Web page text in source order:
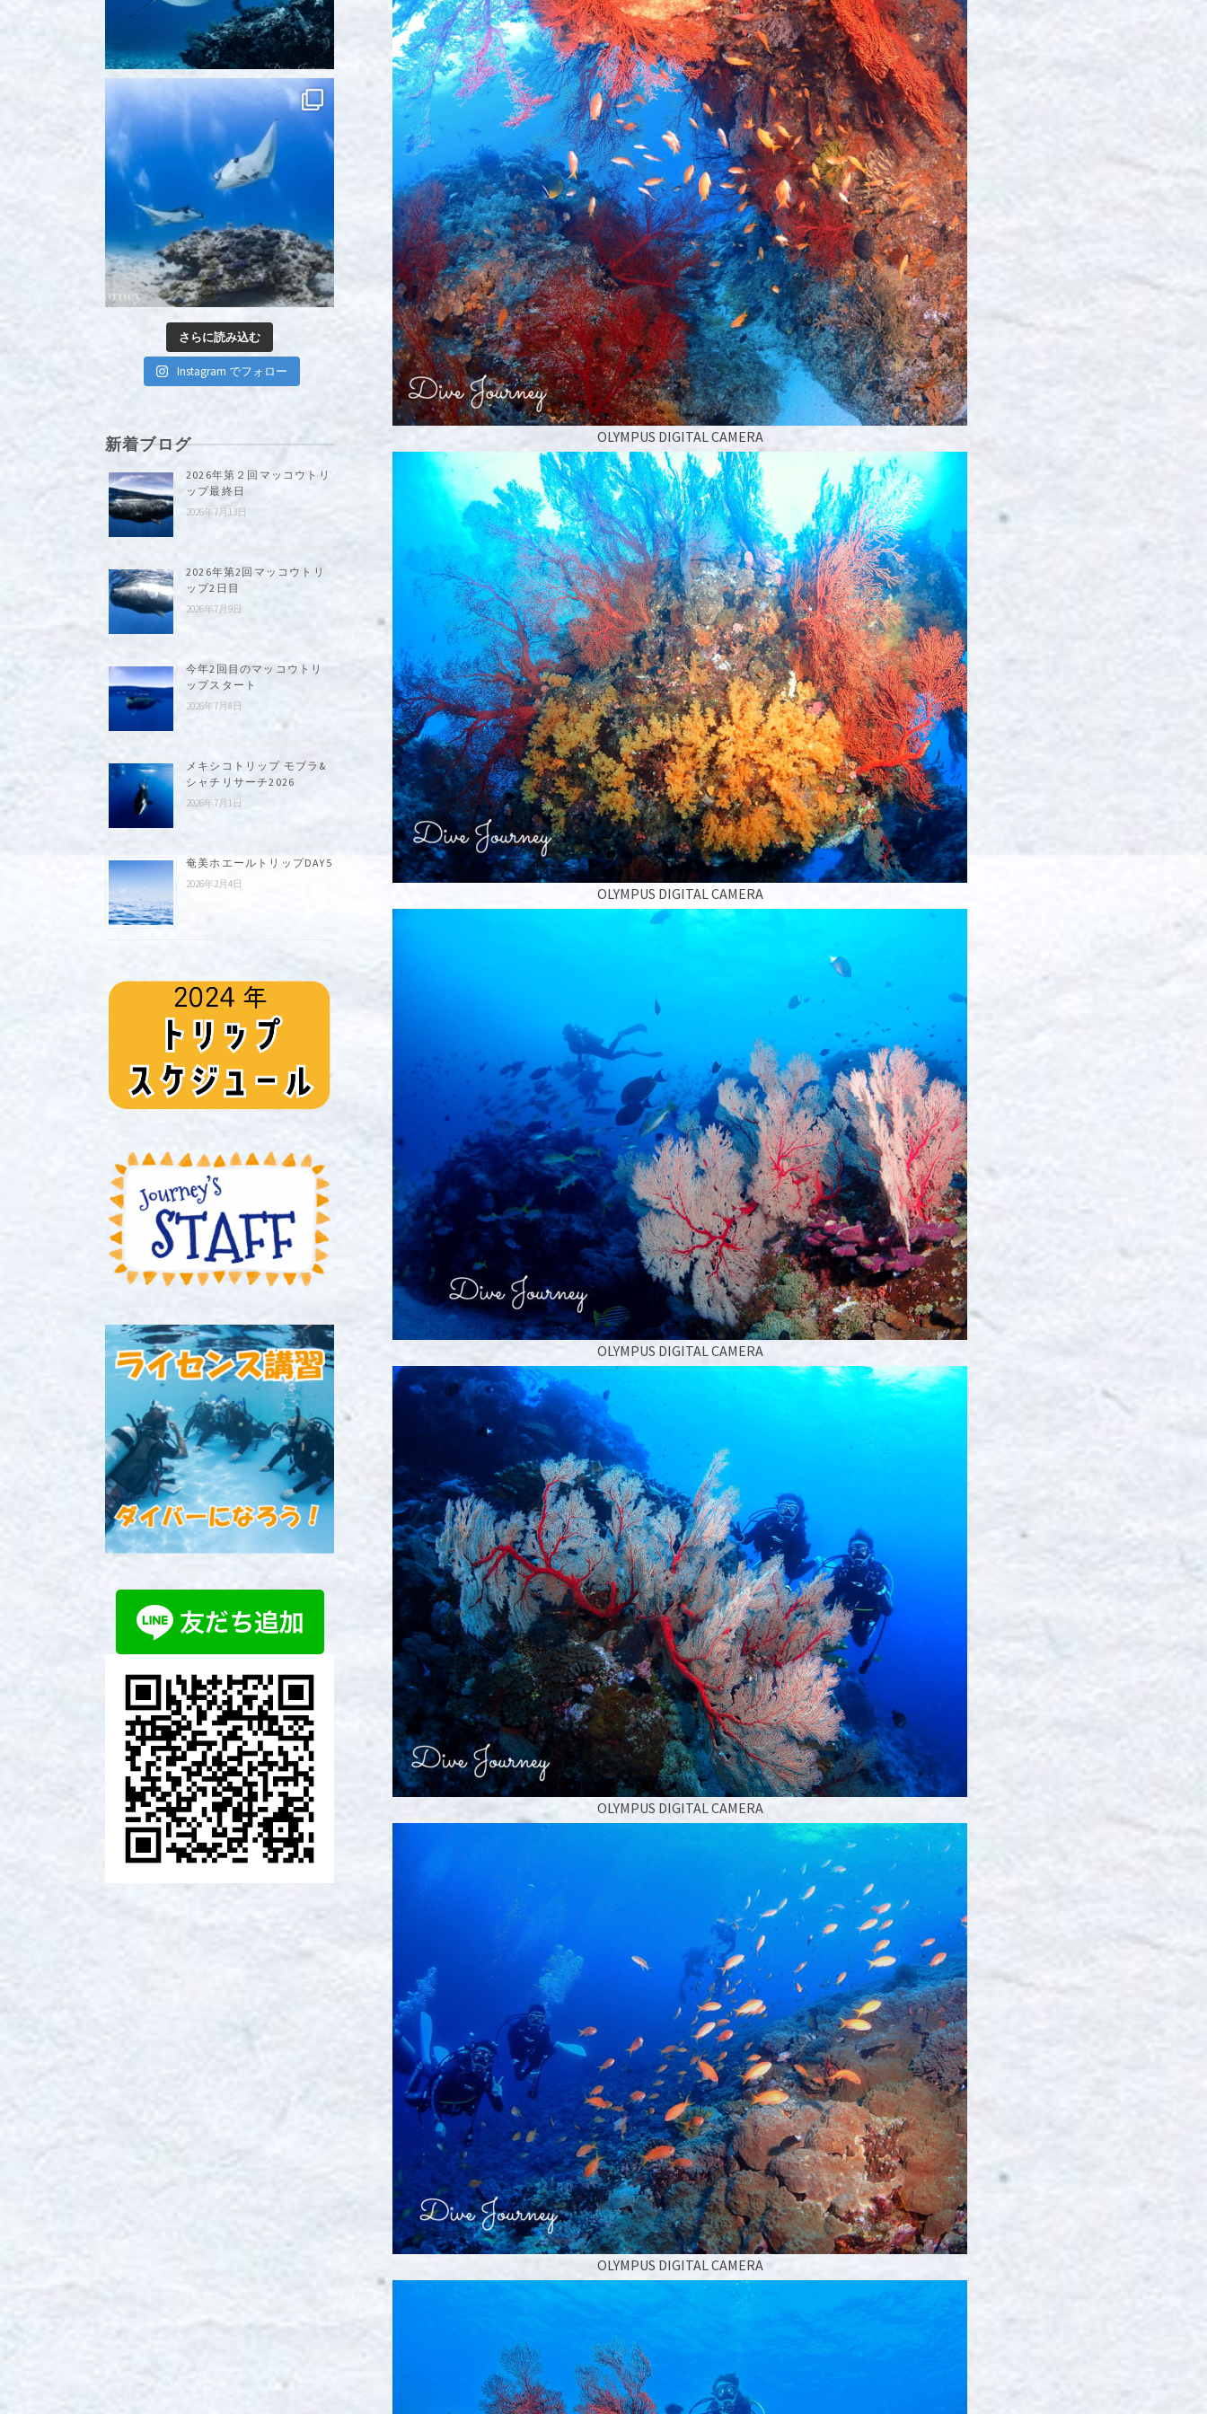
OLYMPUS DIGITAL CAMERA
OLYMPUS DIGITAL CAMERA
OLYMPUS DIGITAL CAMERA
OLYMPUS DIGITAL CAMERA
OLYMPUS DIGITAL CAMERA
さらに読み込む
Instagram でフォロー
新着ブログ
2026年第２回マッコウトリ
ップ最終日
2026年7月13日
2026年第2回マッコウトリ
ップ2日目
2026年7月9日
今年2回目のマッコウトリ
ップスタート
2026年7月8日
メキシコトリップ モブラ&
シャチリサーチ2026
2026年7月1日
奄美ホエールトリップDAY5
2026年2月4日